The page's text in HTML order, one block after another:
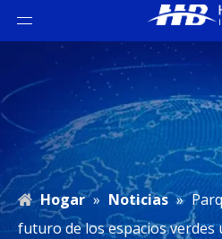
Hogar » Noticias »
futuro de los espacios